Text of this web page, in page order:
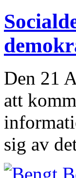
Den 21
att
sig av